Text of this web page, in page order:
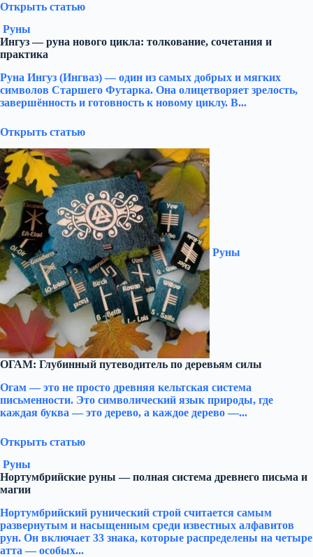
Открыть статью
Руны
Ингуз — руна нового цикла: толкование, сочетания и
практика
Руна Ингуз (Ингваз) — один из самых добрых и мягких
символов Старшего Футарка. Она олицетворяет зрелость,
завершённость и готовность к новому циклу. В...
Открыть статью
Руны
ОГАМ: Глубинный путеводитель по деревьям силы
Огам — это не просто древняя кельтская система
письменности. Это символический язык природы, где
каждая буква — это дерево, а каждое дерево —...
Открыть статью
Руны
Нортумбрийские руны — полная система древнего письма и
магии
Нортумбрийский рунический строй считается самым
развернутым и насыщенным среди известных алфавитов
рун. Он включает 33 знака, которые распределены на четыре
атта — особых...